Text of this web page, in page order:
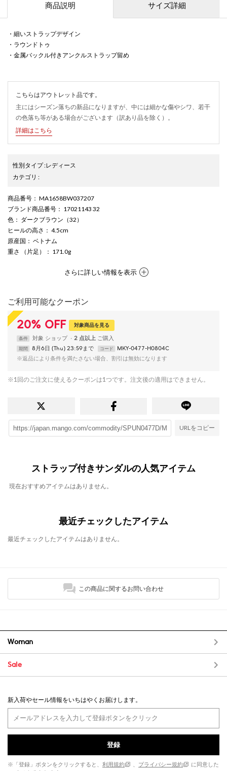
商品説明 サイズ詳細
・細いストラップデザイン
・ラウンドトゥ
・金属バックル付きアンクルストラップ留め
こちらはアウトレット品です。
主にはシーズン落ちの新品になりますが、中には細かな傷やシワ、若干
の色落ち等がある場合がございます（訳あり品を除く）。
詳細はこちら
性別タイプ:レディース
カテゴリ :
商品番号 ： MA1658BW037207
ブランド商品番号 ： 17021143 32
色 ： ダークブラウン（32）
ヒールの高さ ： 4.5cm
原産国 ： ベトナム
重さ
（片足） ： 171.0g
さらに詳しい情報を表示
ご利用可能なクーポン
20% OFF 対象商品を見る
条件 対象 ショップ 2 点以上
期間 8月6日 (Thu) 23:59まで コード
MKY-0477-H0804C
※返品により条件を満たさない場合、割引は無効になります
※1回のご注文に使えるクーポンは1つです。注文後の適用はできません。
URLをコピー
ストラップ付きサンダルの人気アイテム
現在おすすめアイテムはありません。
最近チェックしたアイテム
最近チェックしたアイテムはありません。
この商品に関するお問い合わせ
Woman
Sale
新入荷やセール情報をいちはやくお届けします。
登録
※「登録」ボタンをクリックすると、 利用規約 、 プライバシー規約
に同意した